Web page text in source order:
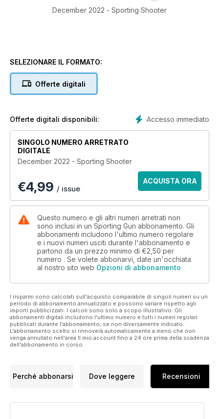
December 2022 - Sporting Shooter
SELEZIONARE IL FORMATO:
Offerte digitali
Accesso immediato
Offerte digitali disponibili:
SINGOLO NUMERO ARRETRATO
DIGITALE
December 2022 - Sporting Shooter
€4,99 / issue
ACQUISTA ORA
Questo numero e gli altri numeri arretrati non
sono inclusi in un Sporting Gun abbonamento. Gli
abbonamenti includono l'ultimo numero regolare
e i nuovi numeri usciti durante l'abbonamento e
partono da un prezzo minimo di €2,50 per
numero . Se volete abbonarvi, date un'occhiata
al nostro sito web Opzioni di abbonamento
I risparmi sono calcolati sull'acquisto comparabile di singoli numeri su un
periodo di abbonamento annualizzato e possono variare rispetto agli
importi pubblicizzati. I calcoli sono solo a scopo illustrativo. Gli
abbonamenti digitali includono l'ultimo numero e tutti i numeri regolari
pubblicati durante l'abbonamento, se non diversamente indicato.
L'abbonamento scelto si rinnoverà automaticamente a meno che non
venga annullato nell'area Il mio account fino a 24 ore prima della scadenza
dell'abbonamento in corso.
Perché abbonarsi Dove leggere Recensioni